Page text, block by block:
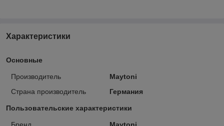
Характеристики
Основные
Производитель
Maytoni
Страна производитель
Германия
Пользовательские характеристики
Бренд
Maytoni